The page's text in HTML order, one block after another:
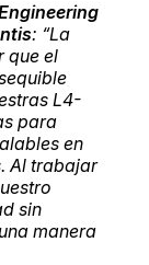
: “La
que el
L4-
para
en
Al trabajar
sin
manera